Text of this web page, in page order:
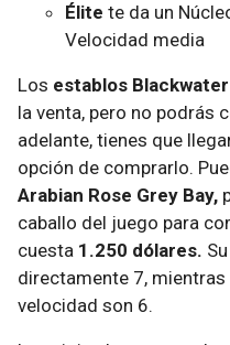
Élite te da un
Velocidad media
Los establos Blackwater
la venta, pero no podrás
adelante, tienes que
opción de comprarlo.
Arabian Rose Grey Bay,
caballo del juego para
cuesta 1.250 dólares.
directamente 7,
velocidad son 6.